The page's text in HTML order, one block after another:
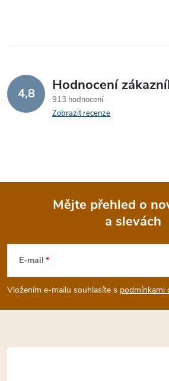
4,8 Hodnocení
913 hodnocení
Zobrazit recenze
p
a
t
Mějte přehled o
a slevách
E-mail
Vložením e-mailu souhlasíte s podmínkami